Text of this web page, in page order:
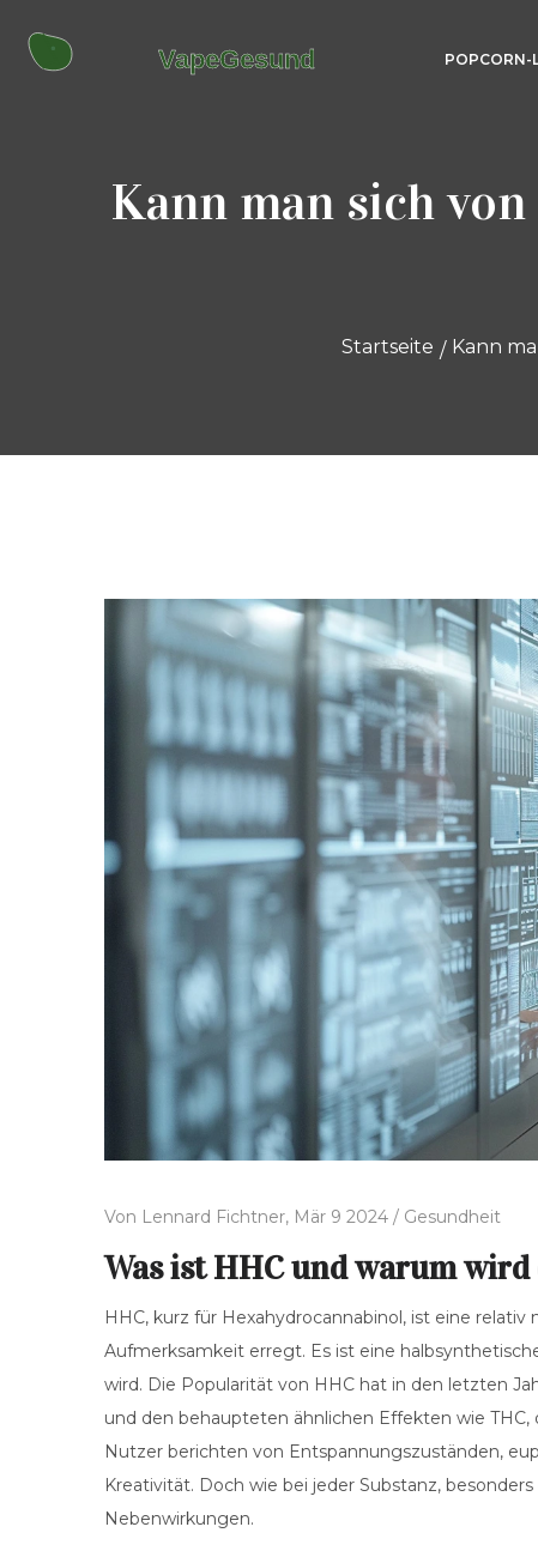
POPCORN-
Kann man sich
Startseite Kann
Von Lennard Fichtner, Mär 9 2024 / Gesundheit
Was ist HHC und warum
HHC, kurz für Hexahydrocannabinol, ist eine
Aufmerksamkeit erregt. Es ist eine
wird. Die Popularität von HHC hat in den letzten
und den behaupteten ähnlichen Effekten wie
Nutzer berichten von Entspannungszuständen,
Kreativität. Doch wie bei jeder Substanz,
Nebenwirkungen.